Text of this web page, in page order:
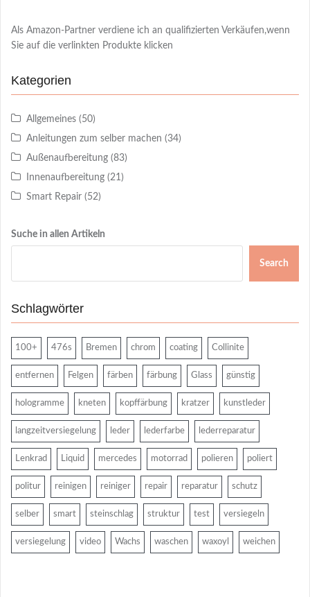
Als Amazon-Partner verdiene ich an qualifizierten Verkäufen,wenn
Sie auf die verlinkten Produkte klicken
Kategorien
Allgemeines (50)
Anleitungen zum selber machen (34)
Außenaufbereitung (83)
Innenaufbereitung (21)
Smart Repair (52)
Suche in allen Artikeln
Search
Schlagwörter
100+ 476s Bremen chrom coating Collinite
entfernen Felgen färben färbung Glass günstig
hologramme kneten kopffärbung kratzer kunstleder
langzeitversiegelung leder lederfarbe lederreparatur
Lenkrad Liquid mercedes motorrad polieren poliert
politur reinigen reiniger repair reparatur schutz
selber smart steinschlag struktur test versiegeln
versiegelung video Wachs waschen waxoyl weichen